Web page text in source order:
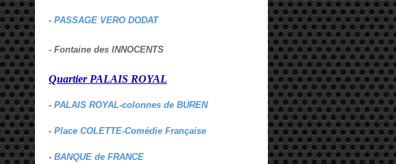
- PASSAGE VERO DODAT
- Fontaine des INNOCENTS
Quartier PALAIS ROYAL
- PALAIS ROYAL-colonnes de BUREN
- Place COLETTE-Comédie Française
- BANQUE de FRANCE